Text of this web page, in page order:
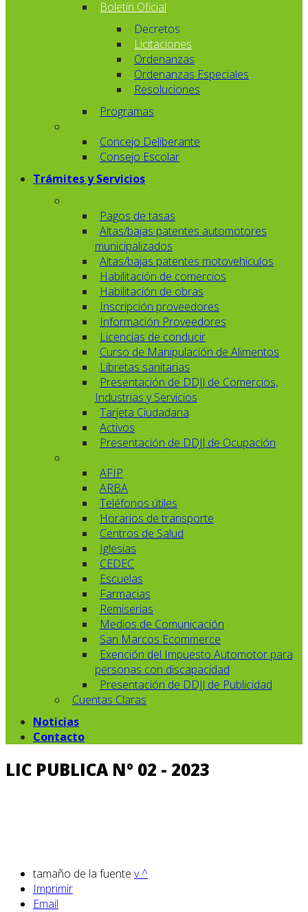
Boletín Oficial
Decretos
Licitaciones
Ordenanzas
Ordenanzas Especiales
Resoluciones
Programas
Concejo Deliberante
Consejo Escolar
Trámites y Servicios
Pagos de tasas
Altas/bajas patentes automotores
municipalizados
Altas/bajas patentes motovehiculos
Habilitación de comercios
Habilitación de obras
Inscripción proveedores
Información Proveedores
Licencias de conducir
Curso de Manipulación de Alimentos
Libretas sanitarias
Presentación de DDJJ de Comercios,
Industrias y Servicios
Tarjeta Ciudadana
Activos
Presentación de DDJJ de Ocupación
AFIP
ARBA
Teléfonos útiles
Horarios de transporte
Centros de Salud
Iglesias
CEDEC
Escuelas
Farmacias
Remiserias
Medios de Comunicación
San Marcos Ecommerce
Exención del Impuesto Automotor para
personas con discapacidad
Presentación de DDJJ de Publicidad
Cuentas Claras
Noticias
Contacto
LIC PUBLICA Nº 02 - 2023
tamaño de la fuente v^
Imprimir
Email